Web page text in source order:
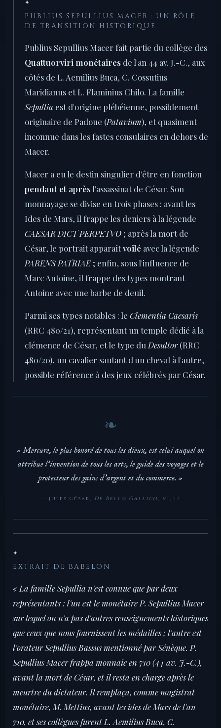
✦
PUBLIUS SEPULLIUS MACER : UN RÔLE
DE TRANSITION HISTORIQUE
Publius Sepullius Macer fait partie du collège des
Quattuorviri monétaires de l'an 44 av. J.-C., aux
côtés de L. Aemilius Buca, C. Cossutius
Maridianus et L. Flaminius Chilo. La famille
Sepullia est d'origine plébéienne, possiblement
originaire de Padoue (Patavium), et quasiment
inconnue dans les fastes consulaires en dehors de
Macer.
Macer a eu le destin singulier d'être en fonction
pendant et aprèsl'assassinat de César. Son
monnayage se divise en trois phases : avant les
Ides de Mars, il frappe les deniers à la légende
CAESAR DICT PERPETVO ; après la mort de
César, le portrait apparaîtvoilé avec la légende
PARENS PATRIAE; enfin, sous l'influence de
Marc Antoine, il frappe des types montrant
Antoine avec une barbe de deuil.
Parmi ses types notables : le Clementia Caesaris
(RRC 480/21), représentant un temple dédié à la
clémence de César, et le type du Desultor(RRC
480/20), un cavalier sautant d'un cheval à l'autre,
possible référence à des jeux célébrés par César.
« Mercure, le plus honoré de tous les dieux, est celui auquel on
attribue l'invention de tous les arts, le guide des voyages et le
protecteur des gains d'argent et du commerce. »
— Jules César, De Bello Gallico, VI, 17
✦
EXTRAIT DE BABELON
« La famille Sepullia n'est connue que par deux
représentants : l'un est le monétaire P. Sepullius Macer
sur lequel on n'a pas d'autres renseignements historiques
que ceux que nous fournissent les médailles ; l'autre est
l'orateur Sepullius Bassus mentionné par Sénèque. P.
Sepullius Macer frappa monnaie en 710 (44 av. J.-C.),
avant la mort de César, et il resta en charge après le
meurtre du dictateur. Il remplaça, comme magistrat
monétaire, M. Mettius, avant les ides de Mars de l'an
710, et ses collègues furent L. Aemilius Buca, C.